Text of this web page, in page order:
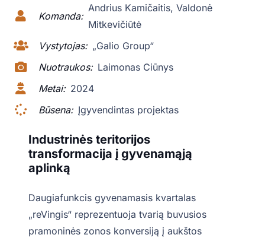
Komanda:
Andrius Kamičaitis, Valdonė
Mitkevičiūtė
Vystytojas: „Galio Group“
Nuotraukos: Laimonas Ciūnys
Metai: 2024
Būsena: Įgyvendintas projektas
Industrinės teritorijos
transformacija į gyvenamąją
aplinką
Daugiafunkcis gyvenamasis kvartalas
„reVingis“ reprezentuoja tvarią buvusios
pramoninės zonos konversiją į aukštos